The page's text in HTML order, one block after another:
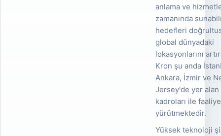
anlama ve
zamanında
hedeﬂeri
global dünyadaki
lokasyonlarını
Kron şu anda
Ankara, İzmir ve
Jersey'de yer alan
kadroları ile
yürütmektedir.
Yüksek teknoloji